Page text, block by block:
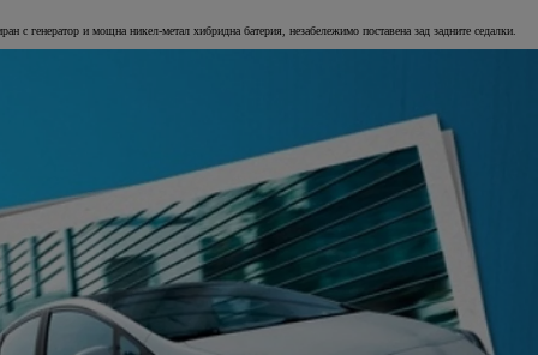
с генератор и мощна никел-метал хибридна батерия, незабележимо поставена зад задните седалки.